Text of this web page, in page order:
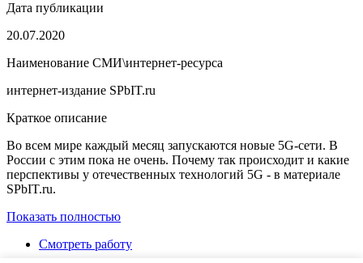
Дата публикации
20.07.2020
Наименование СМИ\интернет-ресурса
интернет-издание SPbIT.ru
Краткое описание
Во всем мире каждый месяц запускаются новые 5G-сети. В
России с этим пока не очень. Почему так происходит и какие
перспективы у отечественных технологий 5G - в материале
SPbIT.ru.
Показать полностью
Смотреть работу